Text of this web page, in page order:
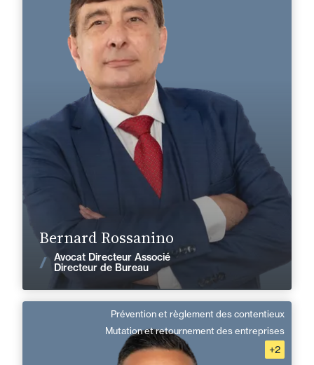
Bernard Rossanino
Avocat Directeur Associé
Directeur de Bureau
Prévention et règlement des contentieux
Nice
+33 4 93 16 27 95
bernard.rossanino@fidal.com
En savoir plus
Voir les actualités
Prévention et règlement des contentieux
Mutation et retournement des entreprises
+2
Hedy Saoudi